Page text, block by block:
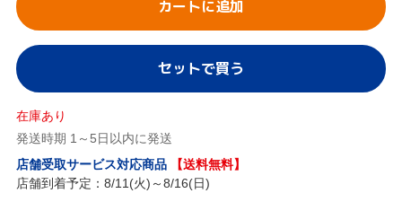
カートに追加
セットで買う
在庫あり
発送時期 1～5日以内に発送
店舗受取サービス対応商品
【送料無料】
店舗到着予定：8/11(火)～8/16(日)